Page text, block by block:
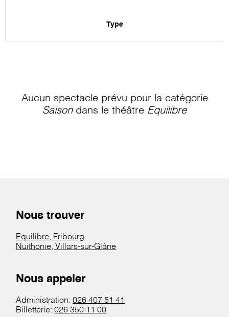
Type
Aucun spectacle prévu pour la catégorie
Saisondans le théâtre Equilibre
Nous trouver
Equilibre, Fribourg
Nuithonie, Villars-sur-Glâne
Nous appeler
Administration:026 407 51 41
Billetterie:026 350 11 00